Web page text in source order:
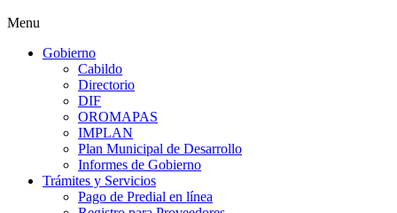
Menu
Gobierno
Cabildo
Directorio
DIF
OROMAPAS
IMPLAN
Plan Municipal de Desarrollo
Informes de Gobierno
Trámites y Servicios
Pago de Predial en línea